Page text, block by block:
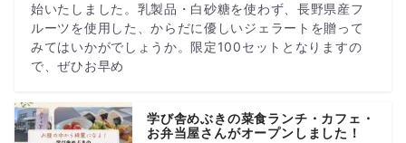
始いたしました。乳製品・白砂糖を使わず、長野県産フ
ルーツを使用した、からだに優しいジェラートを贈って
みてはいかがでしょうか。限定100セットとなりますの
で、ぜひお早め
学び舎めぶきの菜食ランチ・カフェ・
お弁当屋さんがオープンしました！